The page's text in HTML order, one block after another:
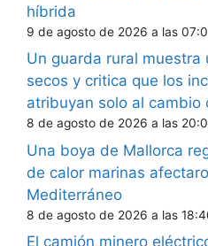
híbrida
9 de agosto de 2026 a las
Un guarda rural muestra
secos y critica que los
atribuyan solo al cambio
8 de agosto de 2026 a las
Una boya de Mallorca
de calor marinas
Mediterráneo
8 de agosto de 2026 a las
El camión minero